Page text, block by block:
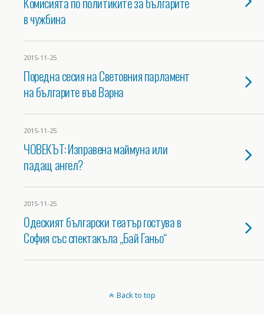
в чужбина
2015-11-25
Поредна сесия на Световния парламент
на българите във Варна
2015-11-25
ЧОВЕКЪТ: Изправена маймуна или
падащ ангел?
2015-11-25
Одеският български театър гостува в
София със спектакъла „Бай Ганьо“
Back to top